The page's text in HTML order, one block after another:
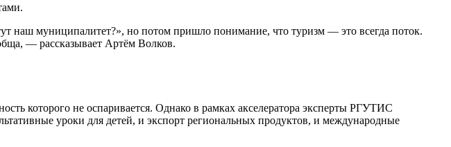
наш муниципалитет?», но потом пришло понимание, что туризм — это всегда поток.
— рассказывает Артём Волков.
которого не оспаривается. Однако в рамках акселератора эксперты РГУТИС
уроки для детей, и экспорт региональных продуктов, и международные